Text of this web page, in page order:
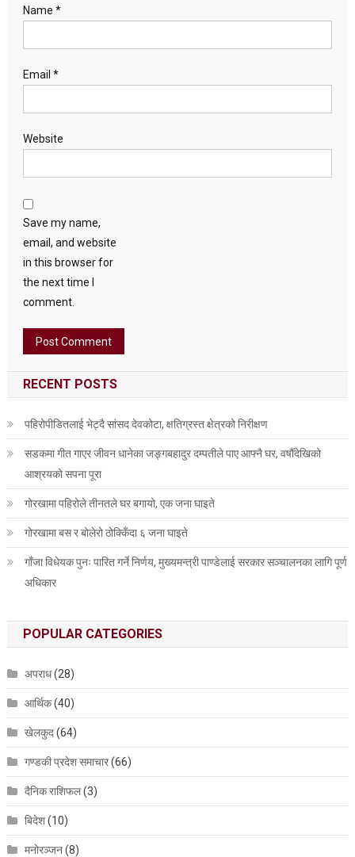
Name *
Email *
Website
Save my name,
email, and website
in this browser for
the next time I
comment.
RECENT POSTS
पहिरोपीडितलाई भेट्दै सांसद देवकोटा, क्षतिग्रस्त क्षेत्रको निरीक्षण
सडकमा गीत गाएर जीवन धानेका जङ्गबहादुर दम्पतीले पाए आफ्नै घर, वर्षौँदेखिको
आश्रयको सपना पूरा
गोरखामा पहिरोले तीनतले घर बगायो, एक जना घाइते
गोरखामा बस र बोलेरो ठोक्किँदा ६ जना घाइते
गाँजा विधेयक पुनः पारित गर्ने निर्णय, मुख्यमन्त्री पाण्डेलाई सरकार सञ्चालनका लागि पूर्ण
अधिकार
POPULAR CATEGORIES
अपराध(28)
आर्थिक(40)
खेलकुद(64)
गण्डकी प्रदेश समाचार(66)
दैनिक राशिफल(3)
बिदेश(10)
मनोरञ्जन(8)